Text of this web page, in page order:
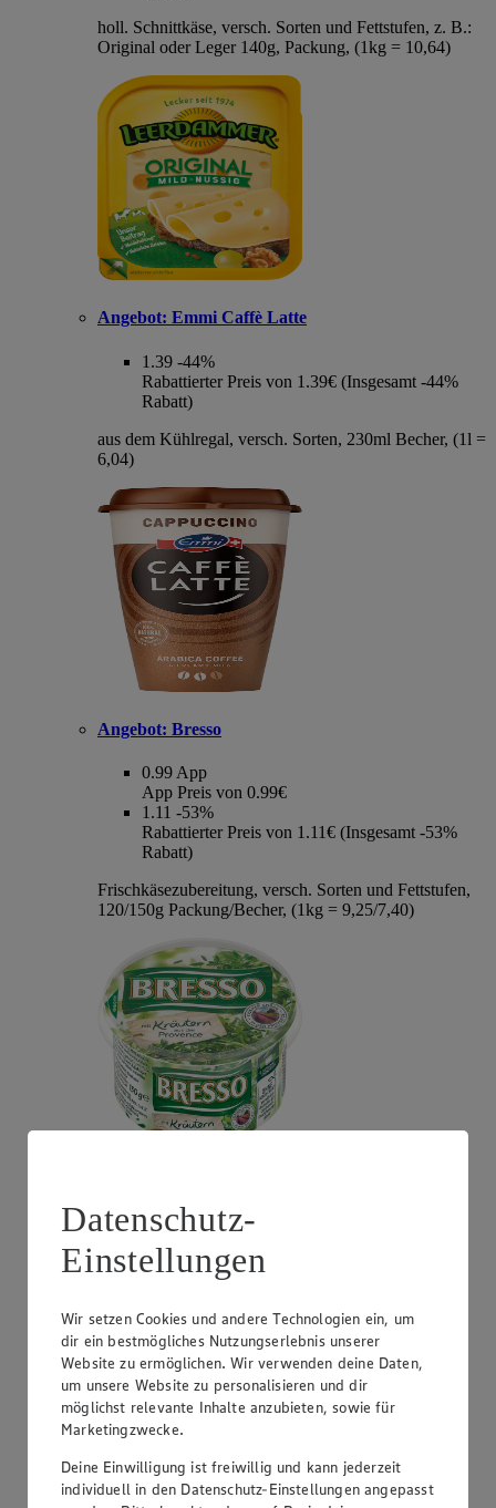
holl. Schnittkäse, versch. Sorten und Fettstufen, z. B.:
Original oder Leger 140g, Packung, (1kg = 10,64)
Angebot: Emmi Caffè Latte
1.39 -44%
Rabattierter Preis von 1.39€ (Insgesamt -44%
Rabatt)
aus dem Kühlregal, versch. Sorten, 230ml Becher, (1l =
6,04)
Angebot: Bresso
0.99 App
App Preis von 0.99€
1.11 -53%
Rabattierter Preis von 1.11€ (Insgesamt -53%
Rabatt)
Frischkäsezubereitung, versch. Sorten und Fettstufen,
120/150g Packung/Becher, (1kg = 9,25/7,40)
0.99
Festpreis von 0.99€
natur oder Kräuter, perfekt zum Kochen, 30% Fett,
Datenschutz-
Einstellungen
Wir setzen Cookies und andere Technologien ein, um
dir ein bestmögliches Nutzungserlebnis unserer
Website zu ermöglichen. Wir verwenden deine Daten,
um unsere Website zu personalisieren und dir
möglichst relevante Inhalte anzubieten, sowie für
Marketingzwecke.
Deine Einwilligung ist freiwillig und kann jederzeit
individuell in den Datenschutz-Einstellungen angepasst